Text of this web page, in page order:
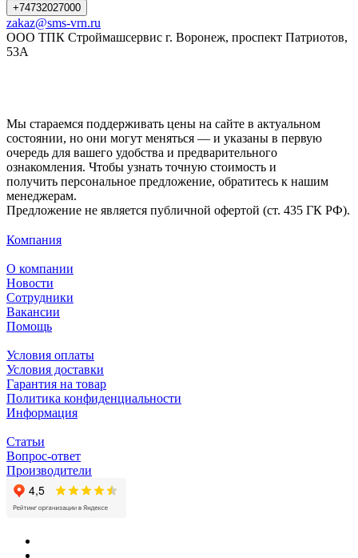
+74732027000
zakaz@sms-vrn.ru
ООО ТПК Строймашсервис г. Воронеж, проспект Патриотов,
53А
Мы стараемся поддерживать цены на сайте в актуальном
состоянии, но они могут меняться — и указаны в первую
очередь для вашего удобства и предварительного
ознакомления. Чтобы узнать точную стоимость и
получить персональное предложение, обратитесь к нашим
менеджерам.
Предложение не является публичной офертой (ст. 435 ГК РФ).
Компания
О компании
Новости
Сотрудники
Вакансии
Помощь
Условия оплаты
Условия доставки
Гарантия на товар
Политика конфиденциальности
Информация
Статьи
Вопрос-ответ
Производители